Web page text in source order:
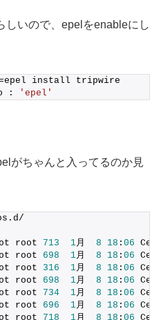
しいので、epelをenableにし
install tripwire
:
'epel'
がちゃんと入ってるのか見
root 713 1月 8 18 : 06
root 698 1月 8 18 : 06
root 316 1月 8 18 : 06
root 698 1月 8 18 : 06
root 734 1月 8 18 : 06
root 696 1月 8 18 : 06
root 718 1月 8 18 : 06